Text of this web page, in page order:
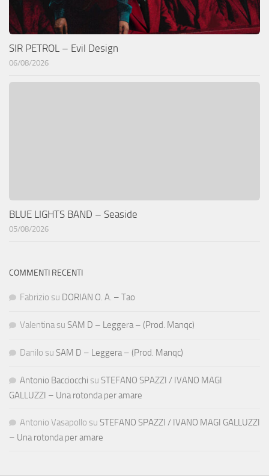
SIR PETROL – Evil Design
06/08/2026
BLUE LIGHTS BAND – Seaside
05/08/2026
COMMENTI RECENTI
Fabrizio su DORIAN O. A. – Tao
Valentina su SAM D – Leggera – (Prod. Manqc)
Danilo su SAM D – Leggera – (Prod. Manqc)
Antonio Bacciocchi su STEFANO SPAZZI / IVANO MAGI
GALLUZZI – Una rotonda per amare
Antonio Vasapollo su STEFANO SPAZZI / IVANO MAGI GALLUZZI
– Una rotonda per amare